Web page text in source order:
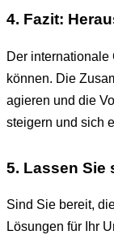
4. Fazit:
Der
können. Die
agieren und die
steigern und sich
5. Lassen Sie
Sind Sie bereit,
Lösungen für Ihr